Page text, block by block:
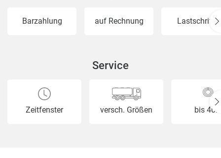
Barzahlung auf Rechnung Lastschrift
Service
Zeitfenster versch. Größen bis